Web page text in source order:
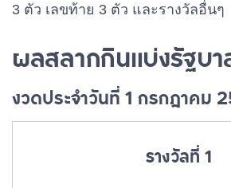
3 ตัว เลขท้าย 3 ตัว และรางวัลอื่นๆ
ผลสลากกินแบ่งรัฐบา
งวดประจำวันที่ 1 กรกฎาคม
รางวัลที่ 1